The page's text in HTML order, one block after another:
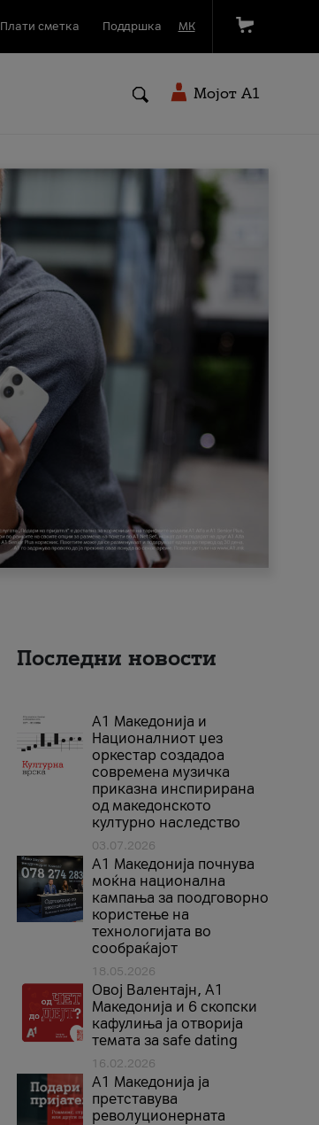
Плати сметка Поддршка МК
Мојот A1
Последни новости
А1 Македонија и
Националниот џез
оркестар создадоа
современа музичка
приказна инспирирана
од македонското
културно наследство
03.07.2026
A1 Македонија почнува
моќна национална
кампања за поодговорно
користење на
технологијата во
сообраќајот
18.05.2026
Овој Валентајн, A1
Македонија и 6 скопски
кафулиња ја отворија
темата за safe dating
16.02.2026
А1 Македонија ја
претставува
револуционерната